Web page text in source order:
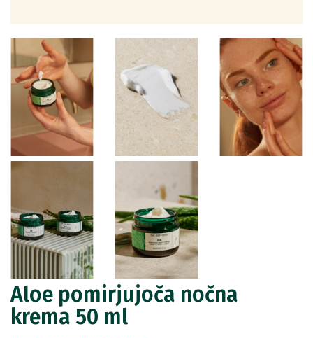
Aloe pomirjujoča nočna
krema 50 ml